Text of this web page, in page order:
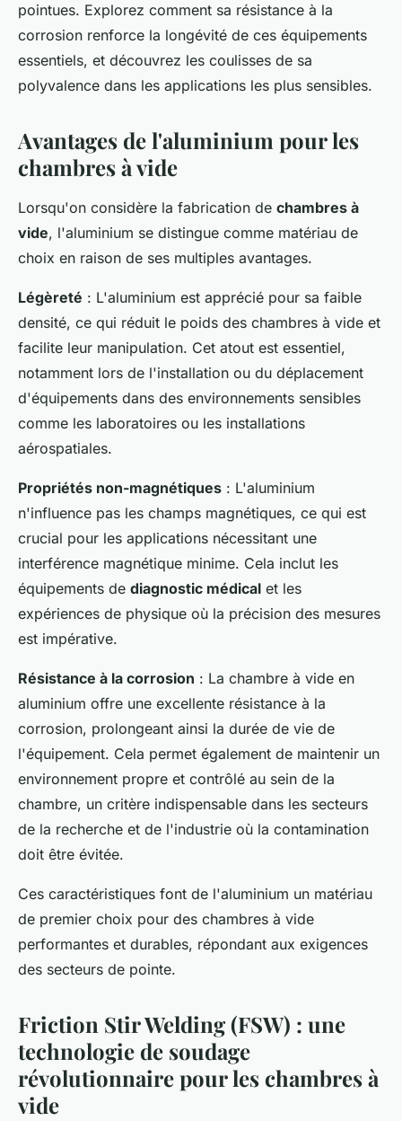
pointues. Explorez comment sa résistance à la
corrosion renforce la longévité de ces équipements
essentiels, et découvrez les coulisses de sa
polyvalence dans les applications les plus sensibles.
Avantages de l'aluminium pour les
chambres à vide
Lorsqu'on considère la fabrication de chambres à
vide, l'aluminium se distingue comme matériau de
choix en raison de ses multiples avantages.
Légèreté : L'aluminium est apprécié pour sa faible
densité, ce qui réduit le poids des chambres à vide et
facilite leur manipulation. Cet atout est essentiel,
notamment lors de l'installation ou du déplacement
d'équipements dans des environnements sensibles
comme les laboratoires ou les installations
aérospatiales.
Propriétés non-magnétiques : L'aluminium
n'influence pas les champs magnétiques, ce qui est
crucial pour les applications nécessitant une
interférence magnétique minime. Cela inclut les
équipements de diagnostic médical et les
expériences de physique où la précision des mesures
est impérative.
Résistance à la corrosion : La chambre à vide en
aluminium offre une excellente résistance à la
corrosion, prolongeant ainsi la durée de vie de
l'équipement. Cela permet également de maintenir un
environnement propre et contrôlé au sein de la
chambre, un critère indispensable dans les secteurs
de la recherche et de l'industrie où la contamination
doit être évitée.
Ces caractéristiques font de l'aluminium un matériau
de premier choix pour des chambres à vide
performantes et durables, répondant aux exigences
des secteurs de pointe.
Friction Stir Welding (FSW) : une
technologie de soudage
révolutionnaire pour les chambres à
vide